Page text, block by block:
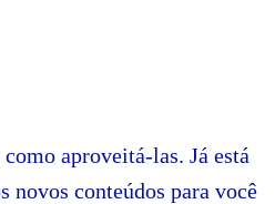
aproveitá-las. Já está
novos conteúdos para você